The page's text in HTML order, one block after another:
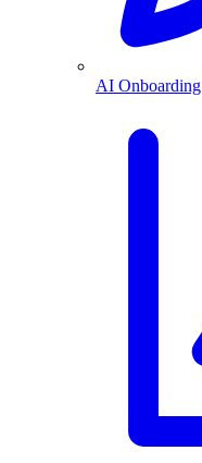
AI Onboarding